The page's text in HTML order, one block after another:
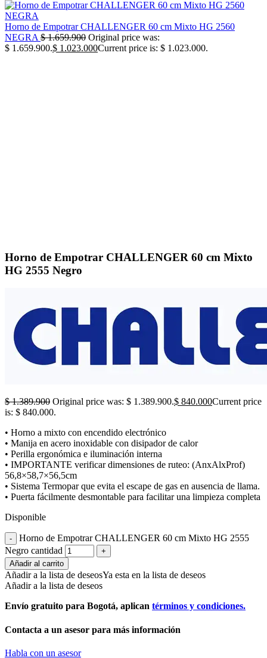
Horno de Empotrar CHALLENGER 60 cm Mixto HG 2560
NEGRA $1.659.900 Original price was:
$ 1.659.900.$ 1.023.000Current price is: $ 1.023.000.
Horno de Empotrar CHALLENGER 60 cm Mixto
HG 2555 Negro
$1.389.900 Original price was: $ 1.389.900.$ 840.000Current price
is: $ 840.000.
• Horno a mixto con encendido electrónico
• Manija en acero inoxidable con disipador de calor
• Perilla ergonómica e iluminación interna
• IMPORTANTE verificar dimensiones de ruteo: (AnxAlxProf)
56,8×58,7×56,5cm
• Sistema Termopar que evita el escape de gas en ausencia de llama.
• Puerta fácilmente desmontable para facilitar una limpieza completa
Disponible
Horno de Empotrar CHALLENGER 60 cm Mixto HG 2555
Negro cantidad
Añadir al carrito
Añadir a la lista de deseosYa esta en la lista de deseos
Añadir a la lista de deseos
Envío gratuito para Bogotá, aplican términos y condiciones.
Contacta a un asesor para más información
Habla con un asesor